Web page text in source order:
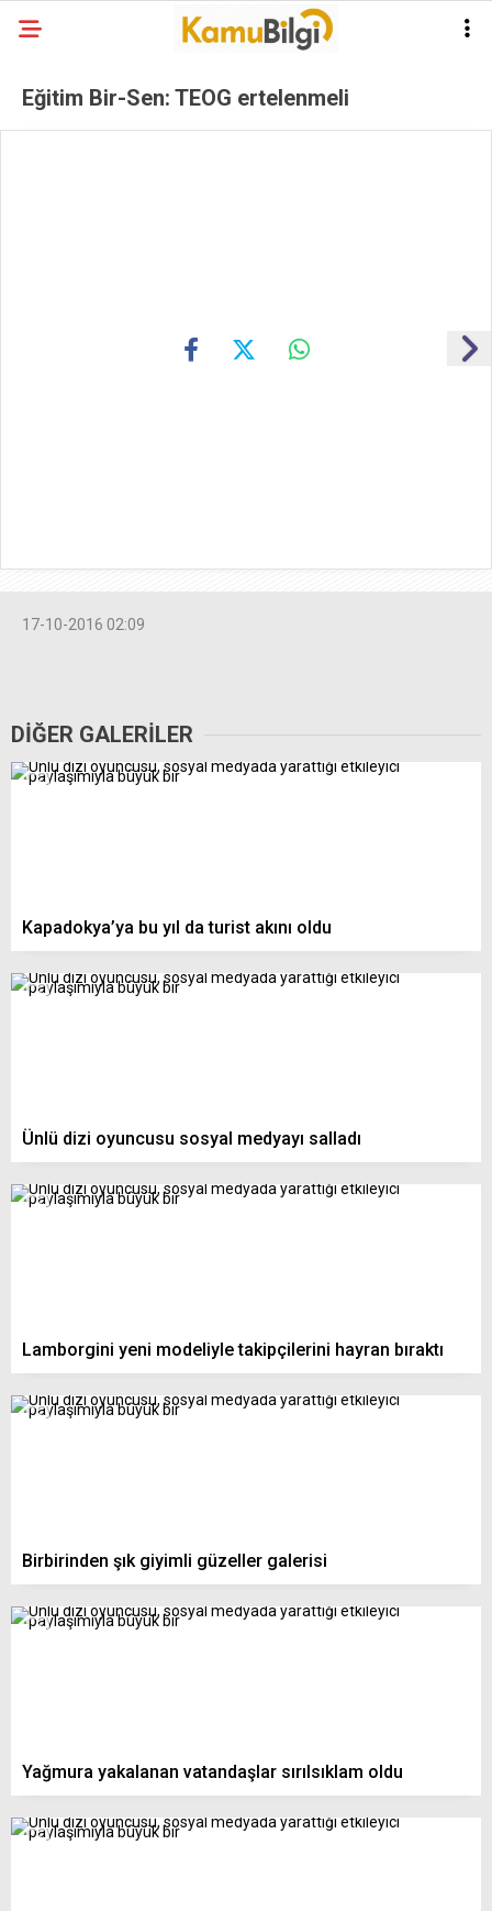
Eğitim Bir-Sen: TEOG ertelenmeli
17-10-2016 02:09
DİĞER GALERİLER
Kapadokya’ya bu yıl da turist akını oldu
Ünlü dizi oyuncusu sosyal medyayı salladı
Lamborgini yeni modeliyle takipçilerini hayran bıraktı
Birbirinden şık giyimli güzeller galerisi
Yağmura yakalanan vatandaşlar sırılsıklam oldu